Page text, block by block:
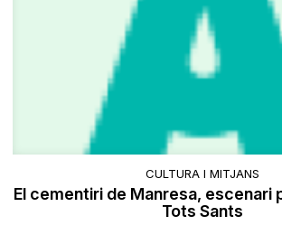
CULTURA I MITJANS
El cementiri de Manresa, escenari
Tots Sants